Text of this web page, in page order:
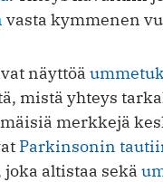
vasta kymmenen
näyttöä
mistä yhteys
merkkejä
Parkinsonin
altistaa sekä